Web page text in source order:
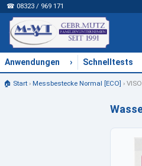
☎ 08323 / 969 171
Anwendungen › Schnelltests
🏠 Start› Messbestecke Normal [ECO] ›